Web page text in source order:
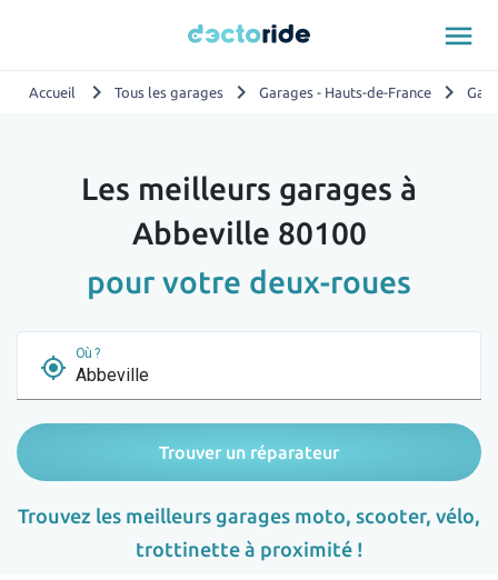
menu
Accueil chevron_right Tous les garages chevron_right Garages - Hauts-de-France chevron_right
Les meilleurs garages à
Abbeville 80100
pour votre deux-roues
my_location
Où ?
Trouver un réparateur
Trouvez les meilleurs garages moto, scooter, vélo,
trottinette à proximité !